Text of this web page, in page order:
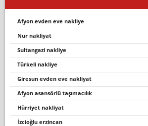
afyon evden eve nakliye
nur nakli̇yat
sultangazi̇ nakli̇ye
türkeli̇ nakli̇ye
giresun evden eve nakliyat
afyon asansörlü taşımacılık
hürriyet nakliyat
i̇zcioğlu erzincan